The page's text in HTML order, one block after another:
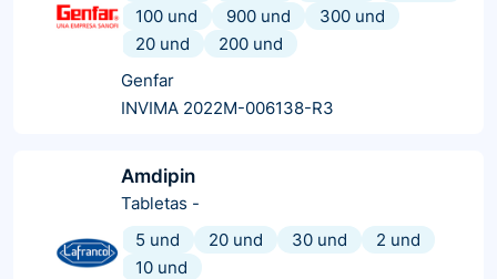
100 und
900 und
300 und
20 und
200 und
Genfar
INVIMA 2022M-006138-R3
Amdipin
Tabletas -
5 und
20 und 30 und
2 und
10 und